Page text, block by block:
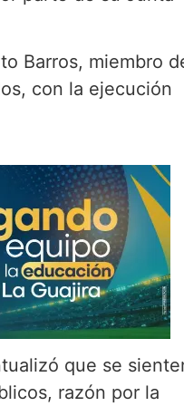
Barros, miembro
con la ejecución
que se
razón por la